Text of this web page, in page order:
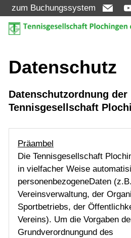
zum Buchungssystem
Aktuelles
Turniere
Verein
Mannschaften
Jugend
Training
Datenschutz
Datenschutzordnung der
Tennisgesellschaft
Präambel
Die Tennisgesellschaft
in vielfacher Weise
personenbezogeneDaten
Vereinsverwaltung, der
Sportbetriebs, der
Vereins). Um die Vorgaben
Grundverordnungund des